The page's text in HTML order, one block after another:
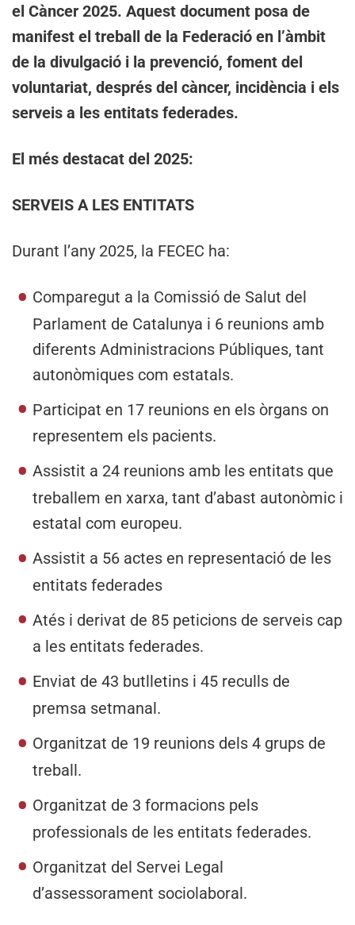
el Càncer 2025. Aquest document posa de
manifest el treball de la Federació en l’àmbit
de la divulgació i la prevenció, foment del
voluntariat, després del càncer, incidència i els
serveis a les entitats federades.
El més destacat del 2025:
SERVEIS A LES ENTITATS
Durant l’any 2025, la FECEC ha:
Comparegut a la Comissió de Salut del
Parlament de Catalunya i 6 reunions amb
diferents Administracions Públiques, tant
autonòmiques com estatals.
Participat en 17 reunions en els òrgans on
representem els pacients.
Assistit a 24 reunions amb les entitats que
treballem en xarxa, tant d’abast autonòmic i
estatal com europeu.
Assistit a 56 actes en representació de les
entitats federades
Atés i derivat de 85 peticions de serveis cap
a les entitats federades.
Enviat de 43 butlletins i 45 reculls de
premsa setmanal.
Organitzat de 19 reunions dels 4 grups de
treball.
Organitzat de 3 formacions pels
professionals de les entitats federades.
Organitzat del Servei Legal
d’assessorament sociolaboral.